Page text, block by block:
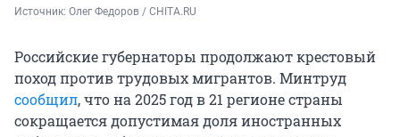
Источник: Олег Федоров / CHITA.RU
Российские губернаторы продолжают крестовый
поход против трудовых мигрантов. Минтруд
сообщил, что на 2025 год в 21 регионе страны
сокращается допустимая доля иностранных